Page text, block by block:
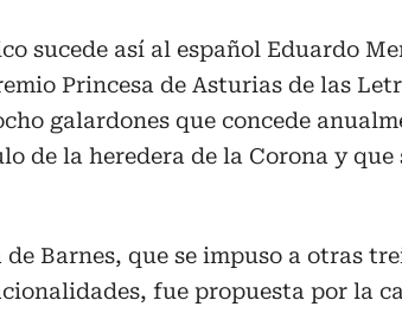
sucede así al español Eduardo
Princesa de Asturias de las
galardones que concede
de la heredera de la Corona y que
Barnes, que se impuso a otras
fue propuesta por la